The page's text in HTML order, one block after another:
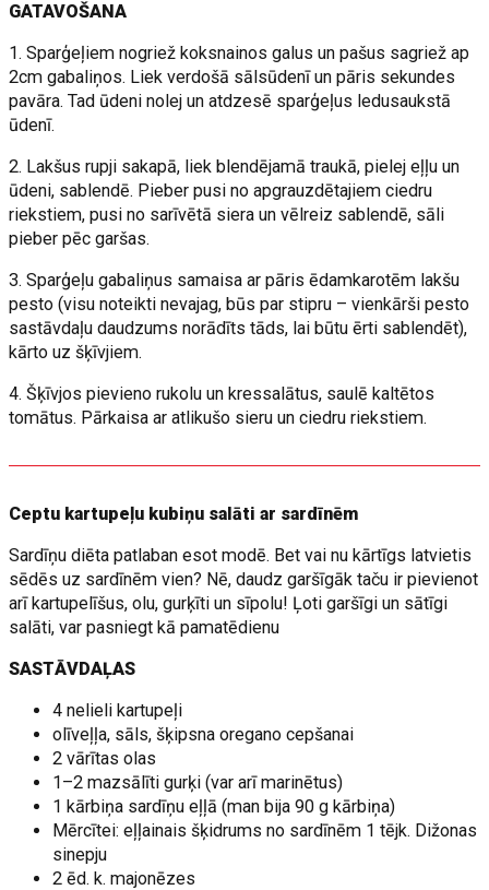
GATAVOŠANA
1. Sparģeļiem nogriež koksnainos galus un pašus sagriež ap
2cm gabaliņos. Liek verdošā sālsūdenī un pāris sekundes
pavāra. Tad ūdeni nolej un atdzesē sparģeļus ledusaukstā
ūdenī.
2. Lakšus rupji sakapā, liek blendējamā traukā, pielej eļļu un
ūdeni, sablendē. Pieber pusi no apgrauzdētajiem ciedru
riekstiem, pusi no sarīvētā siera un vēlreiz sablendē, sāli
pieber pēc garšas.
3. Sparģeļu gabaliņus samaisa ar pāris ēdamkarotēm lakšu
pesto (visu noteikti nevajag, būs par stipru – vienkārši pesto
sastāvdaļu daudzums norādīts tāds, lai būtu ērti sablendēt),
kārto uz šķīvjiem.
4. Šķīvjos pievieno rukolu un kressalātus, saulē kaltētos
tomātus. Pārkaisa ar atlikušo sieru un ciedru riekstiem.
Ceptu kartupeļu kubiņu salāti ar sardīnēm
Sardīņu diēta patlaban esot modē. Bet vai nu kārtīgs latvietis
sēdēs uz sardīnēm vien? Nē, daudz garšīgāk taču ir pievienot
arī kartupelīšus, olu, gurķīti un sīpolu! Ļoti garšīgi un sātīgi
salāti, var pasniegt kā pamatēdienu
SASTĀVDAĻAS
4 nelieli kartupeļi
olīveļļa, sāls, šķipsna oregano cepšanai
2 vārītas olas
1–2 mazsālīti gurķi (var arī marinētus)
1 kārbiņa sardīņu eļļā (man bija 90 g kārbiņa)
Mērcītei: eļļainais šķidrums no sardīnēm 1 tējk. Dižonas
sinepju
2 ēd. k. majonēzes